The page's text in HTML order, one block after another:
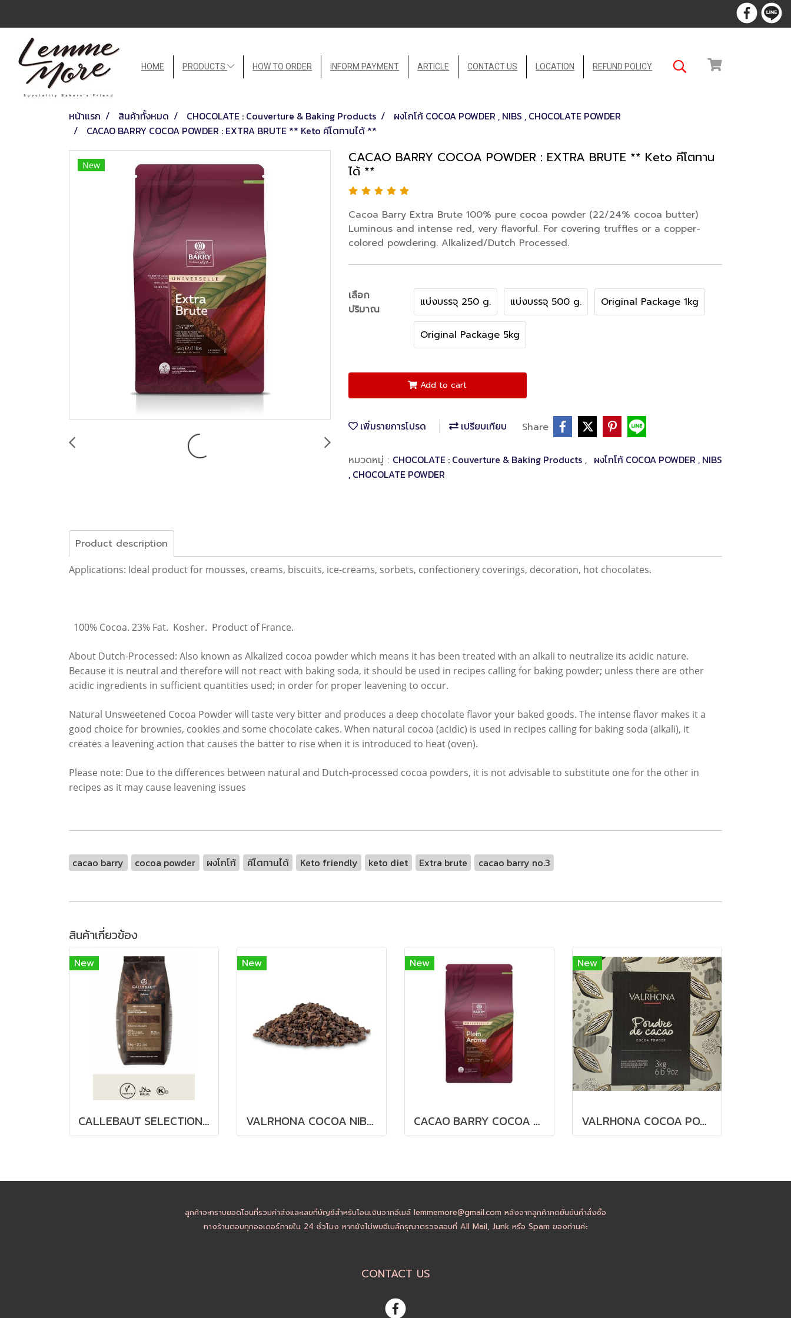
HOME PRODUCTS HOW TO ORDER INFORM PAYMENT ARTICLE CONTACT US LOCATION REFUND POLICY
หน้าแรก สินค้าทั้งหมด CHOCOLATE : Couverture & Baking Products
ผงโกโก้ COCOA POWDER , NIBS , CHOCOLATE POWDER
CACAO BARRY COCOA POWDER : EXTRA BRUTE ** Keto คีโตทานได้ **
New
CACAO BARRY COCOA POWDER : EXTRA BRUTE ** Keto คีโตทาน
ได้ **
Cacoa Barry Extra Brute 100% pure cocoa powder (22/24% cocoa butter)
Luminous and intense red, very flavorful. For covering truffles or a copper-
colored powdering. Alkalized/Dutch Processed.
เลือก
ปริมาณ
แบ่งบรรจุ 250 g. แบ่งบรรจุ 500 g. Original Package 1kg
Original Package 5kg
Add to cart
เพิ่มรายการโปรด เปรียบเทียบ Share
หมวดหมู่ : CHOCOLATE : Couverture & Baking Products , ผงโกโก้ COCOA POWDER , NIBS
, CHOCOLATE POWDER
Product description
Applications: Ideal product for mousses, creams, biscuits, ice-creams, sorbets, confectionery coverings, decoration, hot chocolates.
100% Cocoa. 23% Fat. Kosher. Product of France.
About Dutch-Processed: Also known as Alkalized cocoa powder which means it has been treated with an alkali to neutralize its acidic nature.
Because it is neutral and therefore will not react with baking soda, it should be used in recipes calling for baking powder; unless there are other
acidic ingredients in sufficient quantities used; in order for proper leavening to occur.
Natural Unsweetened Cocoa Powder will taste very bitter and produces a deep chocolate flavor your baked goods. The intense flavor makes it a
good choice for brownies, cookies and some chocolate cakes. When natural cocoa (acidic) is used in recipes calling for baking soda (alkali), it
creates a leavening action that causes the batter to rise when it is introduced to heat (oven).
Please note: Due to the differences between natural and Dutch-processed cocoa powders, it is not advisable to substitute one for the other in
recipes as it may cause leavening issues
cacao barry cocoa powder ผงโกโก้ คีโตทานได้ Keto friendly keto diet Extra brute cacao barry no.3
สินค้าเกี่ยวข้อง
New
CALLEBAUT SELECTION - SILKY CHOCO POWDER - 1KG
New
VALRHONA COCOA NIBS 1kg
New
CACAO BARRY COCOA POWDER : PLEIN ARÔME ** Keto คีโตทานได้ **
New
VALRHONA COCOA POWDER ** Keto คีโตทานได้ **
ลูกค้าจะทราบยอดโอนที่รวมค่าส่งและเลขที่บัญชีสำหรับโอนเงินจากอีเมล์ lemmemore@gmail.com หลังจากลูกค้ากดยืนยันคำสั่งซื้อ
ทางร้านตอบทุกออเดอร์ภายใน 24 ชั่วโมง หากยังไม่พบอีเมล์กรุณาตรวจสอบที่ All Mail, Junk หรือ Spam ของท่านค่ะ
CONTACT US